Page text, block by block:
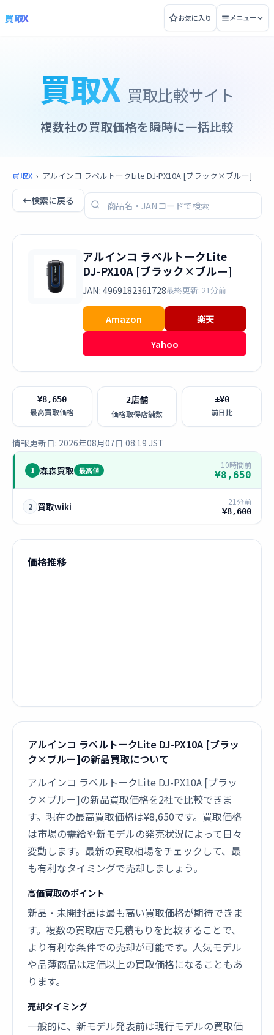
買取X お気に入り メニュー
買取X 買取比較サイト
複数社の買取価格を瞬時に一括比較
買取X › アルインコ ラペルトークLite DJ-PX10A [ブラック×ブルー]
←検索に戻る
アルインコ ラペルトークLite
DJ-PX10A [ブラック×ブルー]
JAN: 4969182361728最終更新: 21分前
Amazon
楽天
Yahoo
¥8,650
最高買取価格
2店舗
価格取得店舗数
±¥0
前日比
情報更新日: 2026年08月07日 08:19 JST
1 森森買取 最高値
10時間前
¥8,650
2 買取wiki 21分前
¥8,600
価格推移
アルインコ ラペルトークLite DJ-PX10A [ブラッ
ク×ブルー]の新品買取について
アルインコ ラペルトークLite DJ-PX10A [ブラッ
ク×ブルー]の新品買取価格を2社で比較できま
す。現在の最高買取価格は¥8,650です。買取価格
は市場の需給や新モデルの発売状況によって日々
変動します。最新の買取相場をチェックして、最
も有利なタイミングで売却しましょう。
高価買取のポイント
新品・未開封品は最も高い買取価格が期待できま
す。複数の買取店で見積もりを比較することで、
より有利な条件での売却が可能です。人気モデル
や品薄商品は定価以上の買取価格になることもあ
ります。
売却タイミング
一般的に、新モデル発表前は現行モデルの買取価